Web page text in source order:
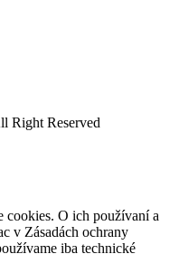
Right Reserved
cookies. O ich používaní a
v Zásadách ochrany
iba technické